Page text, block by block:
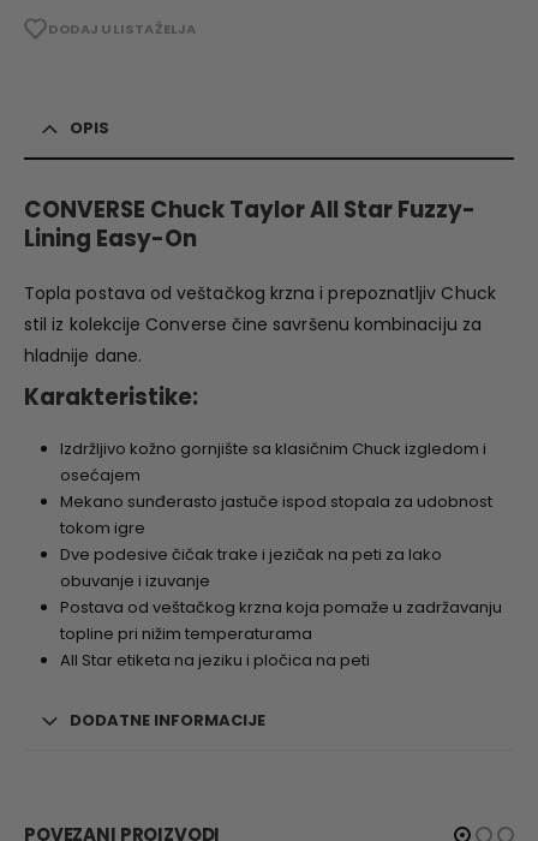
DODAJ U LISTA ŽELJA
OPIS
CONVERSE Chuck Taylor All Star Fuzzy-
Lining Easy-On
Topla postava od veštačkog krzna i prepoznatljiv Chuck
stil iz kolekcije Converse čine savršenu kombinaciju za
hladnije dane.
Karakteristike:
Izdržljivo kožno gornjište sa klasičnim Chuck izgledom i
osećajem
Mekano sunđerasto jastuče ispod stopala za udobnost
tokom igre
Dve podesive čičak trake i jezičak na peti za lako
obuvanje i izuvanje
Postava od veštačkog krzna koja pomaže u zadržavanju
topline pri nižim temperaturama
All Star etiketa na jeziku i pločica na peti
DODATNE INFORMACIJE
POVEZANI PROIZVODI